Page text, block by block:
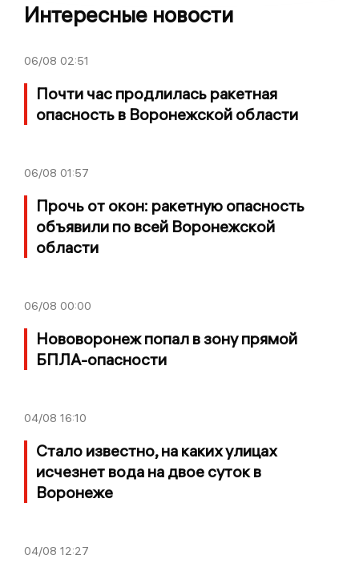
Интересные новости
06/08 02:51
Почти час продлилась ракетная
опасность в Воронежской области
06/08 01:57
Прочь от окон: ракетную опасность
объявили по всей Воронежской
области
06/08 00:00
Нововоронеж попал в зону прямой
БПЛА-опасности
04/08 16:10
Стало известно, на каких улицах
исчезнет вода на двое суток в
Воронеже
04/08 12:27